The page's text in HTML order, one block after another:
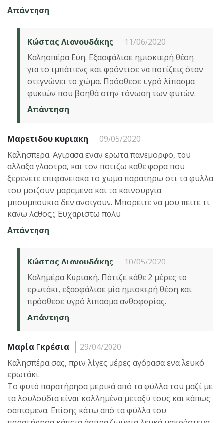
Απάντηση
Κώστας Λιονουδάκης
11/06/2020
Καλησπέρα Εύη. Εξασφάλισε ημισκιερή θέση
για το ιμπάτιενς και φρόντισε να ποτίζεις όταν
στεγνώνει το χώμα. Πρόσθεσε υγρό λίπασμα
φυκιών που βοηθά στην τόνωση των φυτών.
Απάντηση
Μαρετιδου κυριακη
09/05/2020
Καλησπερα. Αγιρασα εναν ερωτα πανεμορφο, του
αλλαξα γλαστρα, και τον ποτιζω καθε φορα που
ξερενετε επιφανειακα το χωμα παρατηρω οτι τα φυλλα
του μοιζουν μαραμενα και τα καινουργια
μπουμπουκια δεν ανοιγουν. Μπορειτε να μου πειτε τι
κανω λαθος;;; Ευχαριστω πολυ
Απάντηση
Κώστας Λιονουδάκης
10/05/2020
Καλημέρα Κυριακή. Πότιζε κάθε 2 μέρες το
ερωτάκι, εξασφάλισε μία ημισκερή θέση και
πρόσθεσε υγρό λιπασμα ανθοφορίας.
Απάντηση
Μαρία Γκρέσια
29/04/2020
Καλησπέρα σας, πριν λίγες μέρες αγόρασα ενα λευκό
ερωτάκι.
Το φυτό παρατήρησα μερικά από τα φύλλα του μαζί με
τα λουλούδια είναι κολλημένα μεταξύ τους και κάπως
σαπισμένα. Επίσης κάτω από τα φύλλα του